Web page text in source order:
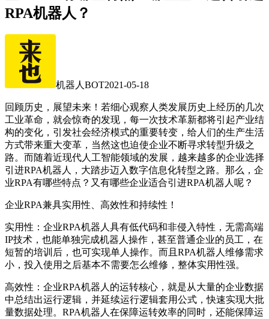
RPA机器人？
机器人BOT2021-05-18
回顾历史，展望未来！若细心观察人类发展历史上经历的几次
工业革命，就会惊奇的发现，每一次技术革新都将引起产业结
构的变化，引发社会经济模式的重要转变，给人们的生产生活
方式带来重大变革，当然这也迫使企业不断寻求转型升级之
路。而随着近现代人工智能领域的发展，越来越多的企业选择
引进RPA机器人，大踏步迈入数字信息化转型之路。那么，企
业RPA有哪些特点？又有哪些企业适合引进RPA机器人呢？
企业RPA兼具实用性、高效性和持续性！
实用性：企业RPA机器人具有低代码和非侵入特性，无需高端
IP技术，也能单独完成机器人操作，甚至普通企业的员工，在
短暂的培训后，也可实现单人操作。而且RPA机器人维修需求
小，投入使用之后基本不需要怎么维修，整体实用性强。
高效性：企业RPA机器人的运转核心，就是从大量的企业数据
中总结出运行逻辑，并延续运行逻辑套用公式，快速实现大批
量数据处理。RPA机器人在保障运转效率的同时，还能保障运